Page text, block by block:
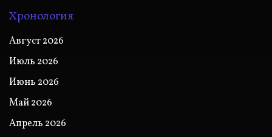
Хронология
Август 2026
Июль 2026
Июнь 2026
Май 2026
Апрель 2026